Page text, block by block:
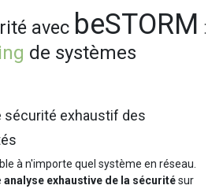
avec beSTORM :
de systèmes
sécurité exhaustif des
à n'importe quel système en réseau.
analyse exhaustive de la sécuritésur